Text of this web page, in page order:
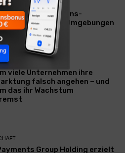
startet
Operations-
für Zscaler-Umgebungen
& MARKETING
viele Unternehmen ihre
falsch angehen – und
das ihr Wachstum
Group Holding erzielt